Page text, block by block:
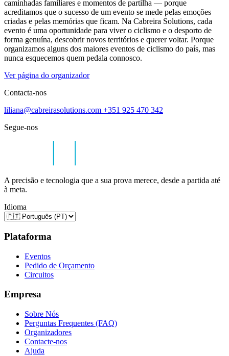
caminhadas familiares e momentos de partilha — porque
acreditamos que o sucesso de um evento se mede pelas emoções
criadas e pelas memórias que ficam. Na Cabreira Solutions, cada
evento é uma oportunidade para viver o ciclismo e o desporto de
forma genuína, descobrir novos territórios e querer voltar. Porque
organizamos alguns dos maiores eventos de ciclismo do país, mas
nunca esquecemos quem pedala connosco.
Ver página do organizador
Contacta-nos
liliana@cabreirasolutions.com +351 925 470 342
Segue-nos
A precisão e tecnologia que a sua prova merece, desde a partida até
à meta.
Idioma
Plataforma
Eventos
Pedido de Orçamento
Circuitos
Empresa
Sobre Nós
Perguntas Frequentes (FAQ)
Organizadores
Contacte-nos
Ajuda